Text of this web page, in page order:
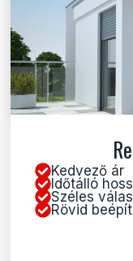
Kedvező ár
Időtálló
Széles
Rövid